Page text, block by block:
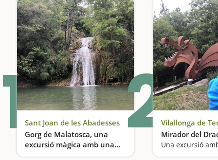
1Sant Joan de les Abadesses
Gorg de Malatosca, una
excursió màgica amb una
cascada
Una excursió curta entre boscos, aigua i misteri
2Vilallonga de
Mirador del